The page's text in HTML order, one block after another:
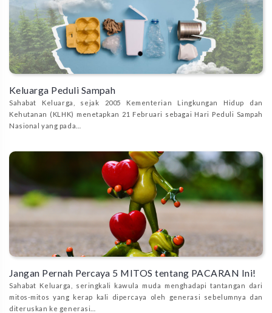
Keluarga Peduli Sampah
Sahabat Keluarga, sejak 2005 Kementerian Lingkungan Hidup dan
Kehutanan (KLHK) menetapkan 21 Februari sebagai Hari Peduli Sampah
Nasional yang pada…
Jangan Pernah Percaya 5 MITOS tentang PACARAN Ini!
Sahabat Keluarga, seringkali kawula muda menghadapi tantangan dari
mitos-mitos yang kerap kali dipercaya oleh generasi sebelumnya dan
diteruskan ke generasi…